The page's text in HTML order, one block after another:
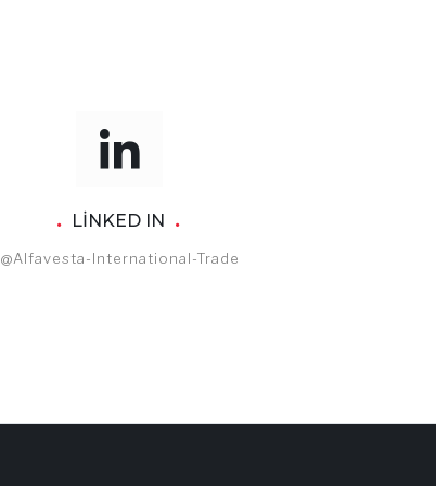
LINKED IN
@alfavesta-International-Trade